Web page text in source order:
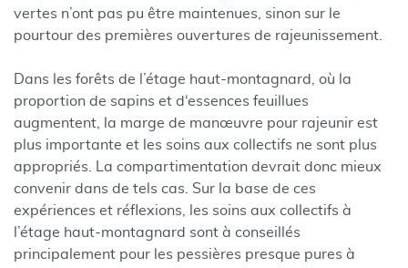
vertes n’ont pas pu être maintenues, sinon sur le
pourtour des premières ouvertures de rajeunissement.
Dans les forêts de l’étage haut-montagnard, où la
proportion de sapins et d‘essences feuillues
augmentent, la marge de manœuvre pour rajeunir est
plus importante et les soins aux collectifs ne sont plus
appropriés. La compartimentation devrait donc mieux
convenir dans de tels cas. Sur la base de ces
expériences et réflexions, les soins aux collectifs à
l’étage haut-montagnard sont à conseillés
principalement pour les pessières presque pures à